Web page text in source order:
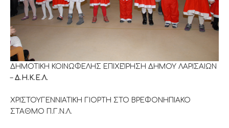
ΔΗΜΟΤΙΚΗ ΚΟΙΝΩΦΕΛΗΣ ΕΠΙΧΕΊΡΗΣΗ ΔΗΜΟΥ ΛΑΡΙΣΑΙΩΝ
– Δ.Η.Κ.Ε.Λ.
ΧΡΙΣΤΟΥΓΕΝΝΙΑΤΙΚΗ ΓΙΟΡΤΗ ΣΤΟ ΒΡΕΦΟΝΗΠΙΑΚΟ
ΣΤΑΘΜΟ Π.Γ.Ν.Λ.